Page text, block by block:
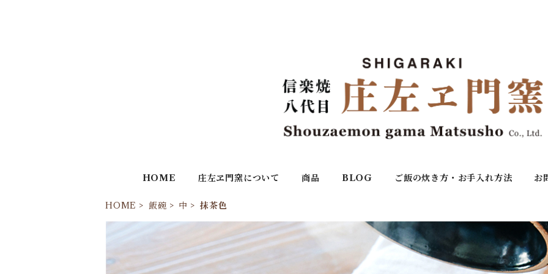
HOME 庄左ヱ門窯について 商品 BLOG ご飯の炊き方・お手入れ方法 お
HOME 飯碗 中 抹茶色